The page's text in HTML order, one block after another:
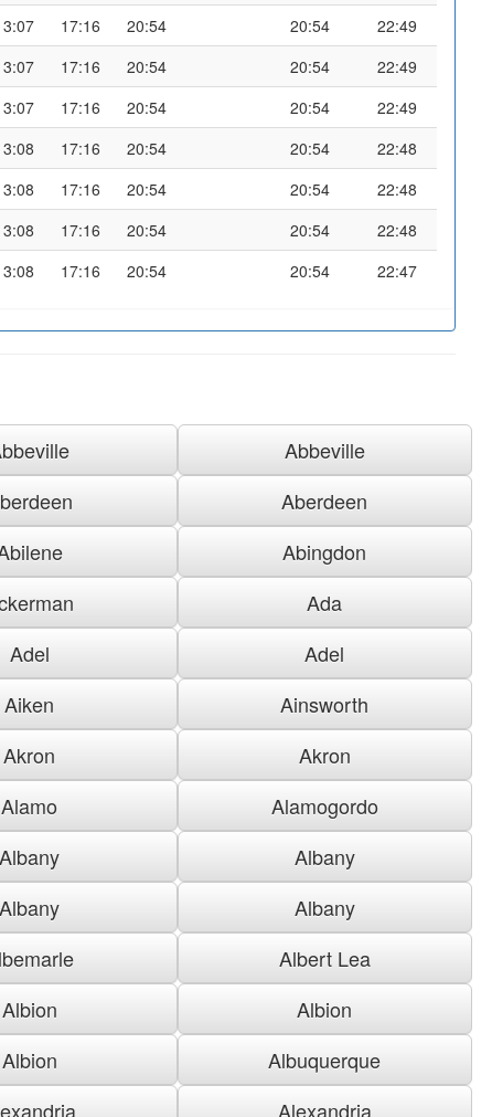
17:16 20:54 20:54
22:49
17:16 20:54 20:54
22:49
17:16 20:54 20:54
22:49
17:16 20:54 20:54
22:48
17:16 20:54 20:54
22:48
17:16 20:54 20:54
22:48
17:16 20:54 20:54 22:47
Abbeville
Aberdeen
Abingdon
Ada
Adel
Adel
Aiken
Ainsworth
Akron
Akron
Alamo
Alamogordo
Albany
Albany
Albany
Albany
Albert Lea
Albion
Albion
Albion
Albuquerque
Alexandria